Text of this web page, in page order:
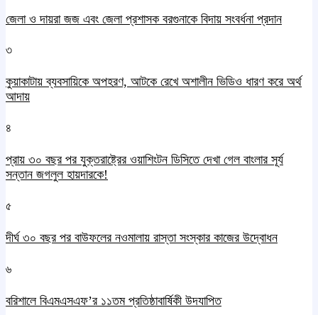
জেলা ও দায়রা জজ এবং জেলা প্রশাসক বরগুনাকে বিদায় সংবর্ধনা প্রদান
৩
কুয়াকাটায় ব্যবসায়িকে অপহরণ, আটকে রেখে অশালীন ভিডিও ধারণ করে অর্থ
আদায়
৪
প্রায় ৩০ বছর পর যুক্তরাষ্ট্রের ওয়াশিংটন ডিসিতে দেখা গেল বাংলার সূর্য
সন্তান জগলুল হায়দারকে!
৫
দীর্ঘ ৩০ বছর পর বাউফলের নওমালায় রাস্তা সংস্কার কাজের উদ্বোধন
৬
বরিশালে বিএমএসএফ’র ১১তম প্রতিষ্ঠাবার্ষিকী উদযাপিত